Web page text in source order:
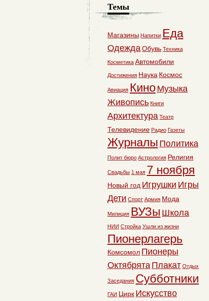
Темы
Магазины Напитки Еда
ОдеждаОбувь Техника
Косметика Автомобили
Достижения Наука Космос
Авиация Кино Музыка
Живопись Книги
Архитектура Театр
Телевидение Радио Газеты
Журналы Политика
Полит бюро Астрология Религия
Свадьбы 1 мая 7 ноября
Новый год Игрушки Игры
Дети Спорт Армия Мода
Милиция ВУЗы Школа
НИИ Стройка Ушли из жизни
Пионерлагерь
Комсомол Пионеры
Октябрята Плакат Отдых
Заседания Субботники
ГАИ Цирк Искусство